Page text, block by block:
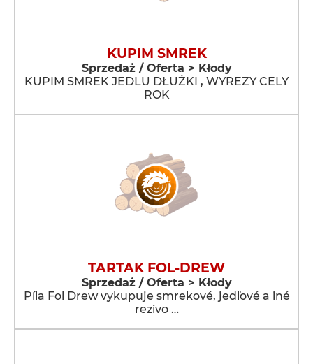
KUPIM SMREK
Sprzedaż / Oferta > Kłody
KUPIM SMREK JEDLU DŁUŻKI , WYREZY CELY
ROK
TARTAK FOL-DREW
Sprzedaż / Oferta > Kłody
Píla Fol Drew vykupuje smrekové, jedľové a iné
rezivo …